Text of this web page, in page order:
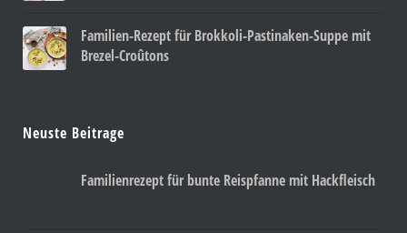
Familien-Rezept für Brokkoli-Pastinaken-Suppe mit
Brezel-Croûtons
Neuste Beitrage
Familienrezept für bunte Reispfanne mit Hackfleisch